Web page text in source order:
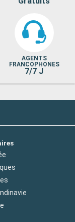
AGENTS
FRANCOPHONES
7/7 J